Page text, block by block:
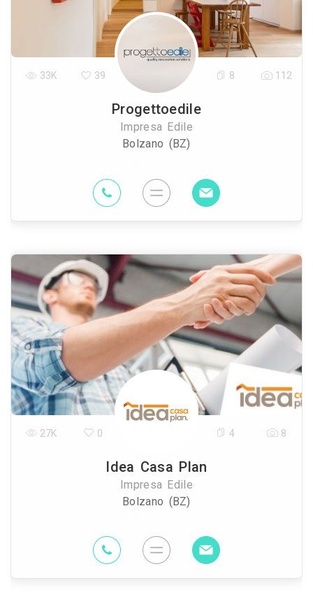
Progettoedile
Impresa Edile
Bolzano (BZ)
33K 39 8 112
Idea Casa Plan
Impresa Edile
Bolzano (BZ)
27K 0 4 8